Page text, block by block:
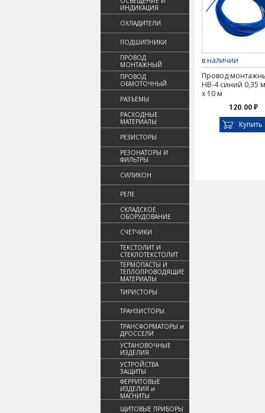
ИНДИКАЦИЯ
ОХЛАДИТЕЛИ
ПОДШИПНИКИ
ПРОВОД
МОНТАЖНЫЙ
ПРОВОД
ОБМОТОЧНЫЙ
РАЗЪЕМЫ
РАСХОДНЫЕ
МАТЕРИАЛЫ
РЕЗИСТОРЫ
РЕЗОНАТОРЫ И
ФИЛЬТРЫ
СИЛИКОН
РЕЛЕ
СКЛАДСКОЕ
ОБОРУДОВАНИЕ
СЧЕТЧИКИ
ТЕКСТОЛИТ И
СТЕКЛОТЕКСТОЛИТ
ТЕРМОПАСТЫ И
ТЕПЛОПРОВОДЯЩИЕ
МАТЕРИАЛЫ
ТИРИСТОРЫ
ТРАНЗИСТОРЫ
ТРАНСФОРМАТОРЫ и
ДРОССЕЛИ
УСТАНОВОЧНЫЕ
ИЗДЕЛИЯ
УСТРОЙСТВА
ЗАЩИТЫ
ФЕРРИТОВЫЕ
ИЗДЕЛИЯ и
МАГНИТЫ
ЩИТОВЫЕ ПРИБОРЫ
в наличии
Провод
НВ-4 синий 0,35
х 10 м
120.00 ₽
Купить